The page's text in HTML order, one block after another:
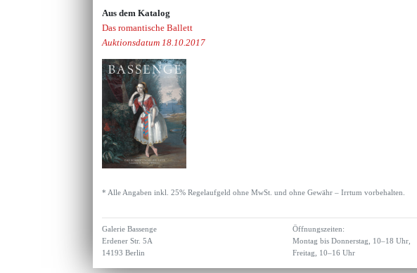
Aus dem Katalog
Das romantische Ballett
Auktionsdatum 18.10.2017
* Alle Angaben inkl. 25% Regelaufgeld ohne MwSt. und ohne Gewähr – Irrtum vorbehalten.
Galerie Bassenge
Erdener Str. 5A
14193 Berlin
Öffnungszeiten:
Montag bis Donnerstag, 10–18 Uhr,
Freitag, 10–16 Uhr